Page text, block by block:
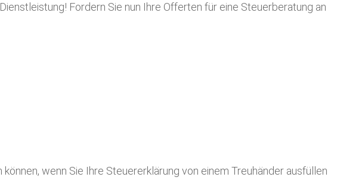
Fordern Sie nun Ihre Offerten für eine Steuerberatung an
wenn Sie Ihre Steuererklärung von einem Treuhänder ausfüllen